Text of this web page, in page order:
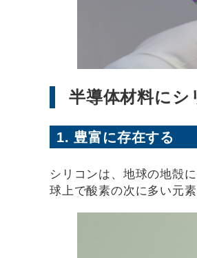
半導体材料にシ
1. 豊富に存在する
シリコンは、地球の地殻
球上で酸素の次に多い元